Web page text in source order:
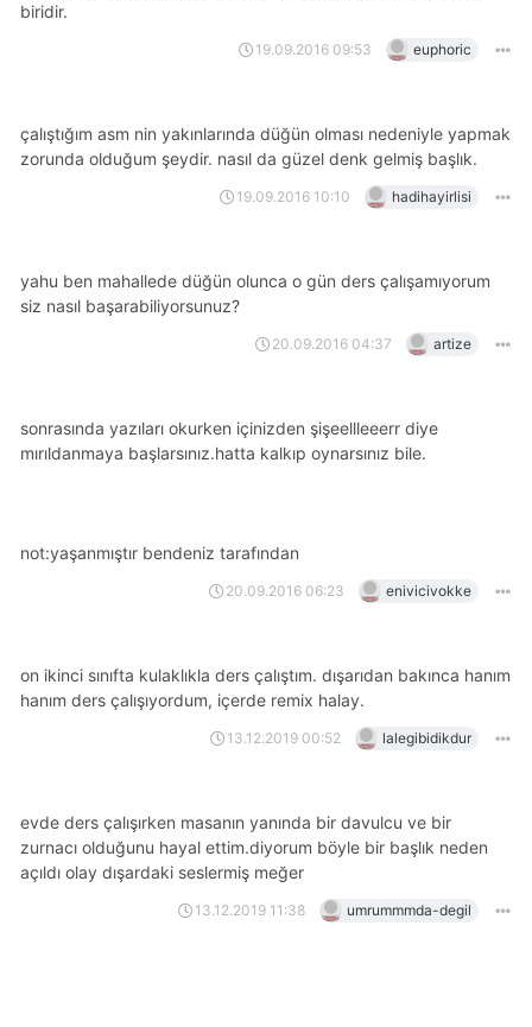
biridir.
19.09.2016 09:53 euphoric
çalıştığım asm nin yakınlarında düğün olması nedeniyle yapmak
zorunda olduğum şeydir. nasıl da güzel denk gelmiş başlık.
19.09.2016 10:10 hadihayirlisi
yahu ben mahallede düğün olunca o gün ders çalışamıyorum
siz nasıl başarabiliyorsunuz?
20.09.2016 04:37 artize
sonrasında yazıları okurken içinizden şişeellleeerr diye
mırıldanmaya başlarsınız.hatta kalkıp oynarsınız bile.
not:yaşanmıştır bendeniz tarafından
20.09.2016 06:23 enivicivokke
on ikinci sınıfta kulaklıkla ders çalıştım. dışarıdan bakınca hanım
hanım ders çalışıyordum, içerde remix halay.
13.12.2019 00:52 lalegibidikdur
evde ders çalışırken masanın yanında bir davulcu ve bir
zurnacı olduğunu hayal ettim.diyorum böyle bir başlık neden
açıldı olay dışardaki seslermiş meğer
13.12.2019 11:38 umrummmda-degil